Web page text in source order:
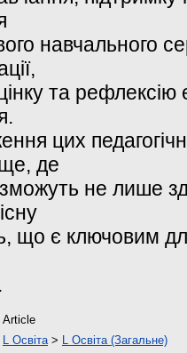
навчального
та рефлексію
цих
де
не лише
що є ключовим
Article
L Освіта> L Освіта (Загальне)